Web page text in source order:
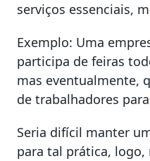
serviços essenciais,
Exemplo: Uma
participa de feiras
mas eventualmente,
de trabalhadores
Seria difícil manter
para tal prática, logo,